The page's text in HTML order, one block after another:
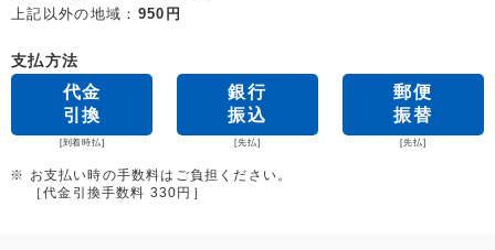
上記以外の地域： 950円
支払方法
代金
引換
[到着時払]
銀行
振込
[先払]
郵便
振替
[先払]
※ お支払い時の手数料はご負担ください。
［代金引換手数料 330円］